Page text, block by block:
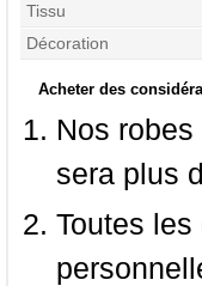
Tissu
Décoration
Acheter des
Nos
sera plus
Toutes